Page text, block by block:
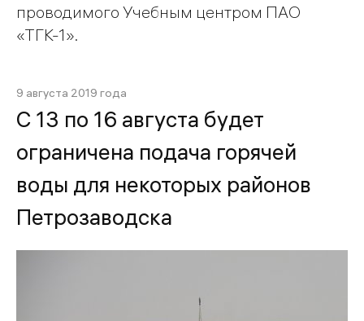
проводимого Учебным центром ПАО
«ТГК-1».
9 августа 2019 года
C 13 по 16 августа будет
ограничена подача горячей
воды для некоторых районов
Петрозаводска